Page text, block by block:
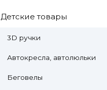
Детские товары
3D ручки
Автокресла, автолюльки
Беговелы